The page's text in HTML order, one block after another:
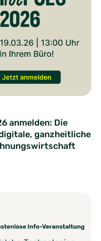
anmelden: Die
ganzheitliche